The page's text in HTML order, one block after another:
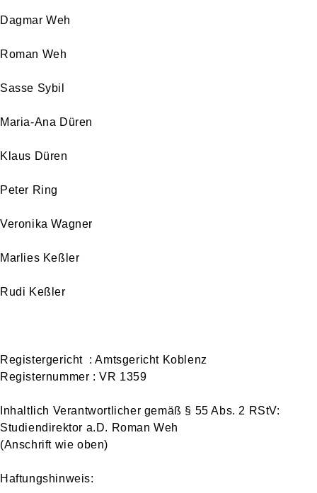
Dagmar Weh
Roman Weh
Sasse Sybil
Maria-Ana Düren
Klaus Düren
Peter Ring
Veronika Wagner
Marlies Keßler
Rudi Keßler
Registergericht : Amtsgericht Koblenz
Registernummer : VR 1359
Inhaltlich Verantwortlicher gemäß § 55 Abs. 2 RStV:
Studiendirektor a.D. Roman Weh
(Anschrift wie oben)
Haftungshinweis: